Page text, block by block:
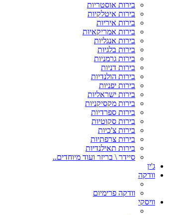
בירות אוסטריות
בירות איטלקיות
בירות איריות
בירות אמריקאיות
בירות אנגליות
בירות בלגיות
בירות גרמניות
בירות דניות
בירות הולנדיות
בירות יפניות
בירות ישראליות
בירות מקסיקניות
בירות ספרדיות
בירות סקוטיות
בירות צ'כיות
בירות צרפתיות
בירות תאילנדיות
סיידר \ בריזר ועוד מיוחדים..
ג'ין
וודקה
וודקה פרימיום
וויסקי